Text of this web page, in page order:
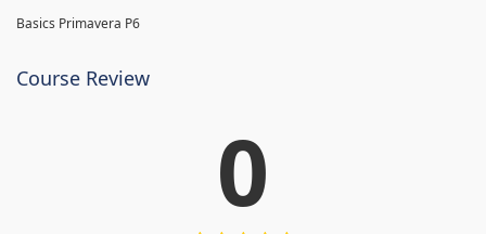
Basics Primavera P6
Course Review
0